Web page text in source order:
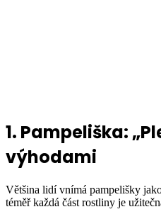
1. Pampeliška:
výhodami
Většina lidí vnímá pampelišky
téměř každá část rostliny je